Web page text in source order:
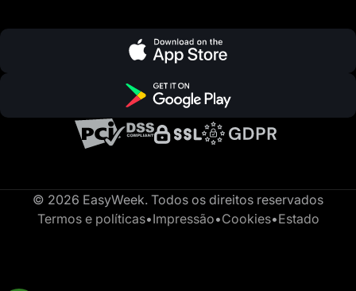
© 2026 EasyWeek. Todos os direitos reservados
Termos e políticas•Impressão•Cookies•Estado